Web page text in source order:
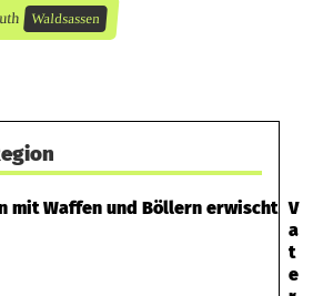
Waldsassen
V
a
t
e